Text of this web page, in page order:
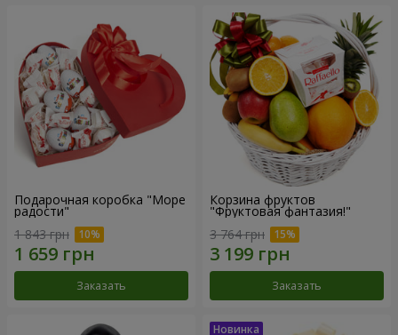
Подарочная коробка "Море
радости"
1 843 грн
Заказать
Корзина фруктов
"Фруктовая фантазия!"
3 764 грн
Заказать